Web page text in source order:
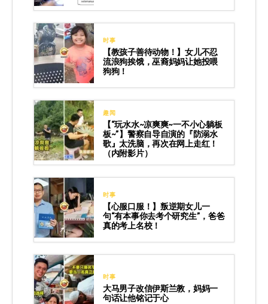
时事
【教孩子善待动物！】女儿不忍
流浪狗挨饿，巫裔妈妈让她投喂
狗狗！
趣闻
【“玩水水~凉爽爽~一不小心躺板
板~”】警察自导自演的『防溺水
歌』太洗脑，再次在网上走红！
（内附影片）
时事
【心服口服！】叛逆期女儿一
句“有本事你去考个研究生”，爸爸
真的考上名校！
时事
大马男子改信伊斯兰教，妈妈一
句话让他铭记于心